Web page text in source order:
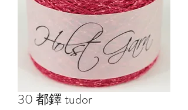
30 都鐸 tudor